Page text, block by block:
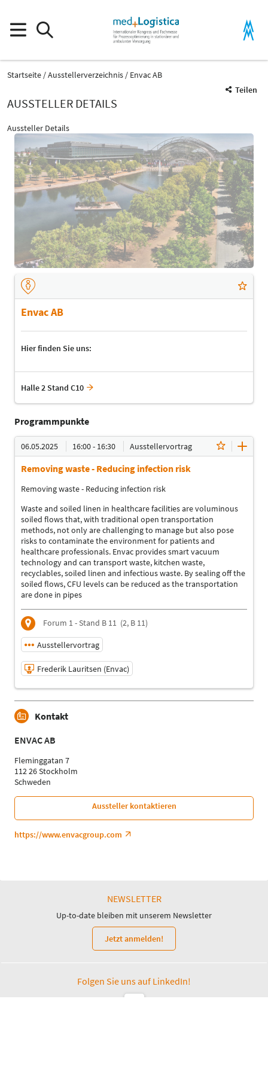
Startseite Ausstellerverzeichnis
Envac AB
Teilen
AUSSTELLER DETAILS
Aussteller Details
Envac AB
Hier finden Sie uns:
Halle 2 Stand C10
Programmpunkte
06.05.2025 16:00 - 16:30 Ausstellervortrag
Removing waste - Reducing infection risk
Removing waste - Reducing infection risk
Waste and soiled linen in healthcare facilities are voluminous
soiled flows that, with traditional open transportation
methods, not only are challenging to manage but also pose
risks to contaminate the environment for patients and
healthcare professionals. Envac provides smart vacuum
technology and can transport waste, kitchen waste,
recyclables, soiled linen and infectious waste. By sealing off the
soiled flows, CFU levels can be reduced as the transportation
are done in pipes
Forum 1 - Stand B 11 (2, B 11)
Ausstellervortrag
Frederik Lauritsen (Envac)
06.05.2025 | 16:00 - 16:30
Frederik Lauritsen (Envac)
Sprache
Englisch
Themen
Entsorgungslogistik / Gefahrgutmanagement
Kontakt
ENVAC AB
Fleminggatan 7
112 26 Stockholm
Schweden
Aussteller kontaktieren
https://www.envacgroup.com
NEWSLETTER
Up-to-date bleiben mit unserem Newsletter
Jetzt anmelden!
Folgen Sie uns auf LinkedIn!